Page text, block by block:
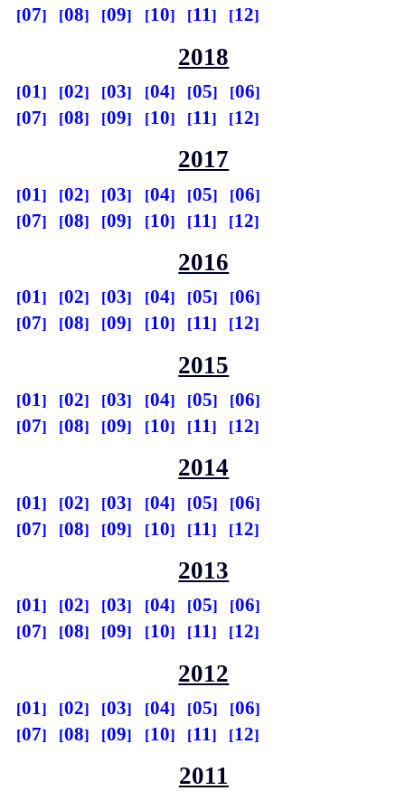
07 08 09 10 11 12
2018
01 02 03 04 05
06
07
08 09 10 11 12
2017
01 02 03 04 05
06
07
08 09 10 11 12
2016
01 02 03 04 05
06
07
08 09 10 11 12
2015
01 02 03 04 05
06
07
08 09 10 11 12
2014
01 02 03 04 05
06
07
08 09 10 11 12
2013
01 02 03 04 05
06
07
08 09 10 11 12
2012
01 02 03 04 05
06
07
08 09 10 11 12
2011